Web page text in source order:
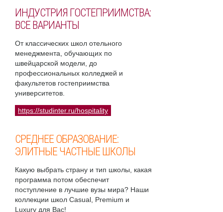
ИНДУСТРИЯ ГОСТЕПРИИМСТВА:
ВСЕ ВАРИАНТЫ
От классических школ отельного
менеджмента, обучающих по
швейцарской модели, до
профессиональных колледжей и
факультетов гостеприимства
университетов.
https://studinter.ru/hospitality
СРЕДНЕЕ ОБРАЗОВАНИЕ:
ЭЛИТНЫЕ ЧАСТНЫЕ ШКОЛЫ
Какую выбрать страну и тип школы, какая
программа потом обеспечит
поступление в лучшие вузы мира? Наши
коллекции школ Casual, Premium и
Luxury для Вас!